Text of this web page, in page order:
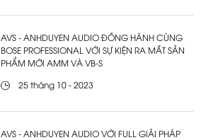
AVS - ANHDUYEN AUDIO ĐỒNG HÀNH CÙNG
BOSE PROFESSIONAL VỚI SỰ KIỆN RA MẮT SẢN
PHẨM MỚI AMM VÀ VB-S
25 tháng 10 - 2023
AVS - ANHDUYEN AUDIO VỚI FULL GIẢI PHÁP